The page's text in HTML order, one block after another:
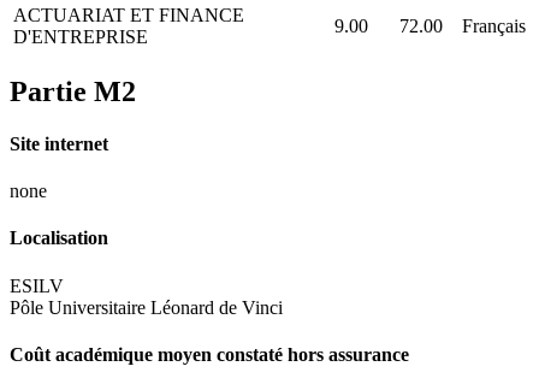
ACTUARIAT ET FINANCE
D'ENTREPRISE
9.00 72.00 Français
Partie M2
Site internet
none
Localisation
ESILV
Pôle Universitaire Léonard de Vinci
Coût académique moyen constaté hors assurance